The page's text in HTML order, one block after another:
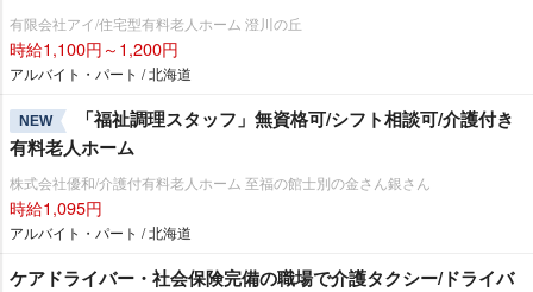
有限会社アイ/住宅型有料老人ホーム 澄川の丘
時給1,100円～1,200円
アルバイト・パート / 北海道
NEW
「福祉調理スタッフ」無資格可/シフト相談可/介護付き
有料老人ホーム
株式会社優和/介護付有料老人ホーム 至福の館士別の金さん銀さん
時給1,095円
アルバイト・パート / 北海道
ケアドライバー・社会保険完備の職場で介護タクシー/ドライバ